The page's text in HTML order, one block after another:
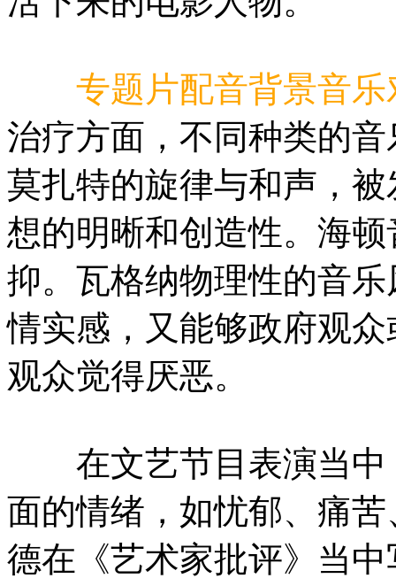
专题片配音背景音
治疗方面，不同种类的
莫扎特的旋律与和声，
想的明晰和创造性。海
抑。瓦格纳物理性的音
情实感，又能够政府观
观众觉得厌恶。
在文艺节目表演当中
面的情绪，如忧郁、痛
德在《艺术家批评》当